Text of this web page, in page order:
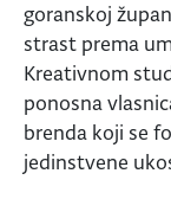
goranskoj
strast prema
Kreativnom
ponosna
brenda koji se
jedinstvene